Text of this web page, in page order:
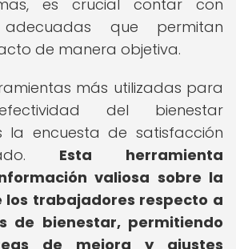
es crucial contar con
adecuadas que permitan
de manera objetiva.
más utilizadas para
del bienestar
la encuesta de satisfacción
Esta herramienta
valiosa sobre la
los trabajadores respecto a
de bienestar, permitiendo
de mejora y ajustes